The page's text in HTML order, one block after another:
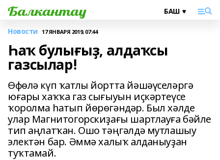
Новости 17 ЯНВАРЯ 2019, 07:44
Һаҡ булығыҙ, алдаҡсы
газсылар!
Өфөлә күп ҡатлы йортта йәшәүселәргә
юғары хаҡҡа газ сығыуын иҫкәртеүсе
ҡоролма һатып йөрөгәндәр. Был хәлде
улар Магнитогорскиҙағы шартлауға бәйле
тип аңлатҡан. Ошо тәңгәлдә мутлашыу
электән бар. Әммә халыҡ алданыуҙан
туҡтамай.